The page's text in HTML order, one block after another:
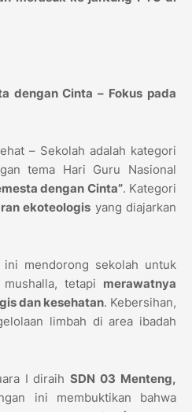
dengan Cinta – Fokus pada
– Sekolah adalah kategori
tema Hari Guru Nasional
dengan Cinta”. Kategori
ekoteologis yang diajarkan
ini mendorong sekolah untuk
tetapi merawatnya
dan kesehatan. Kebersihan,
limbah di area ibadah
I diraihSDN 03 Menteng,
ini membuktikan bahwa